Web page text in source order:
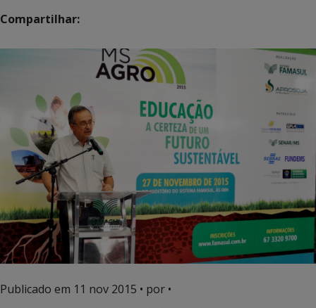
Compartilhar:
Publicado em 11 nov 2015 • por •